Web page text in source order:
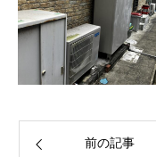
前の記事